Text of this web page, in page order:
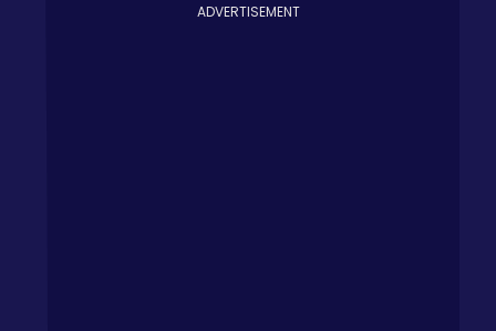
ADVERTISEMENT